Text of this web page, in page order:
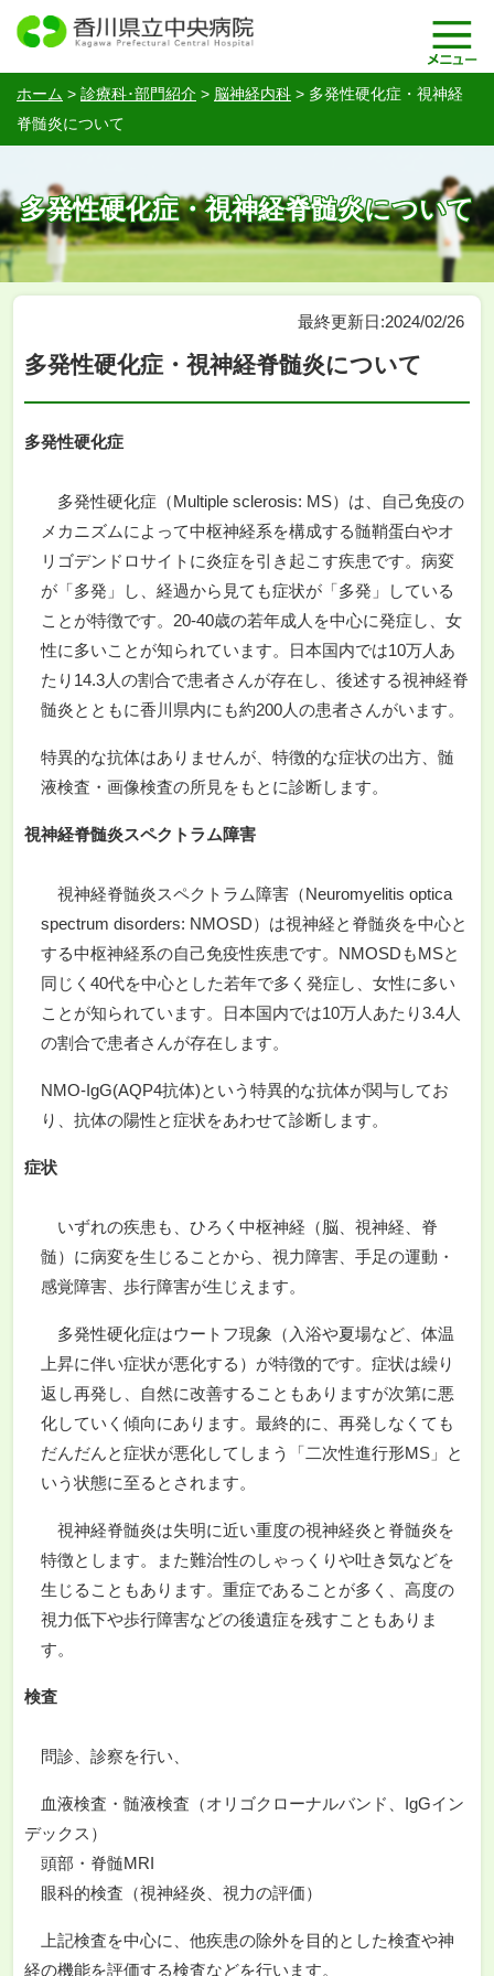
ホーム > 診療科･部門紹介 > 脳神経内科 > 多発性硬化症・視神経
脊髄炎について
多発性硬化症・視神経脊髄炎について
最終更新日:2024/02/26
多発性硬化症・視神経脊髄炎について
多発性硬化症
多発性硬化症（Multiple sclerosis: MS）は、自己免疫の
メカニズムによって中枢神経系を構成する髄鞘蛋白やオ
リゴデンドロサイトに炎症を引き起こす疾患です。病変
が「多発」し、経過から見ても症状が「多発」している
ことが特徴です。20-40歳の若年成人を中心に発症し、女
性に多いことが知られています。日本国内では10万人あ
たり14.3人の割合で患者さんが存在し、後述する視神経脊
髄炎とともに香川県内にも約200人の患者さんがいます。
特異的な抗体はありませんが、特徴的な症状の出方、髄
液検査・画像検査の所見をもとに診断します。
視神経脊髄炎スペクトラム障害
視神経脊髄炎スペクトラム障害（Neuromyelitis optica
spectrum disorders: NMOSD）は視神経と脊髄炎を中心と
する中枢神経系の自己免疫性疾患です。NMOSDもMSと
同じく40代を中心とした若年で多く発症し、女性に多い
ことが知られています。日本国内では10万人あたり3.4人
の割合で患者さんが存在します。
NMO-IgG(AQP4抗体)という特異的な抗体が関与してお
り、抗体の陽性と症状をあわせて診断します。
症状
いずれの疾患も、ひろく中枢神経（脳、視神経、脊
髄）に病変を生じることから、視力障害、手足の運動・
感覚障害、歩行障害が生じえます。
多発性硬化症はウートフ現象（入浴や夏場など、体温
上昇に伴い症状が悪化する）が特徴的です。症状は繰り
返し再発し、自然に改善することもありますが次第に悪
化していく傾向にあります。最終的に、再発しなくても
だんだんと症状が悪化してしまう「二次性進行形MS」と
いう状態に至るとされます。
視神経脊髄炎は失明に近い重度の視神経炎と脊髄炎を
特徴とします。また難治性のしゃっくりや吐き気などを
生じることもあります。重症であることが多く、高度の
視力低下や歩行障害などの後遺症を残すこともありま
す。
検査
問診、診察を行い、
血液検査・髄液検査（オリゴクローナルバンド、IgGイン
デックス）
頭部・脊髄MRI
眼科的検査（視神経炎、視力の評価）
上記検査を中心に、他疾患の除外を目的とした検査や神
経の機能を評価する検査などを行います。